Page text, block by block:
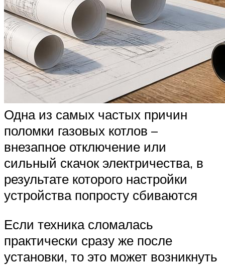
Одна из самых частых причин
поломки газовых котлов –
внезапное отключение или
сильный скачок электричества, в
результате которого настройки
устройства попросту сбиваются
Если техника сломалась
практически сразу же после
установки, то это может возникнуть